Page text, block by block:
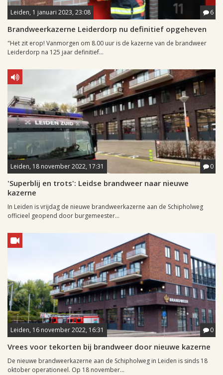
Leiden, 1 januari 2023, 23:08 6
Brandweerkazerne Leiderdorp nu definitief opgeheven
"Het zit erop! Vanmorgen om 8.00 uur is de kazerne van de brandweer
Leiderdorp na 125 jaar definitief...
Leiden, 18 november 2022, 17:31 0
'Superblij en trots': Leidse brandweer naar nieuwe
kazerne
In Leiden is vrijdag de nieuwe brandweerkazerne aan de Schipholweg
officieel geopend door burgemeester...
Leiden, 16 november 2022, 16:31 0
Vrees voor tekorten bij brandweer door nieuwe kazerne
De nieuwe brandweerkazerne aan de Schipholweg in Leiden is sinds 18
oktober operationeel. Op 18 november...